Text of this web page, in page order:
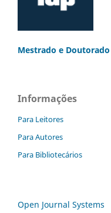
Mestrado e Doutorado
Informações
Para Leitores
Para Autores
Para Bibliotecários
Open Journal Systems